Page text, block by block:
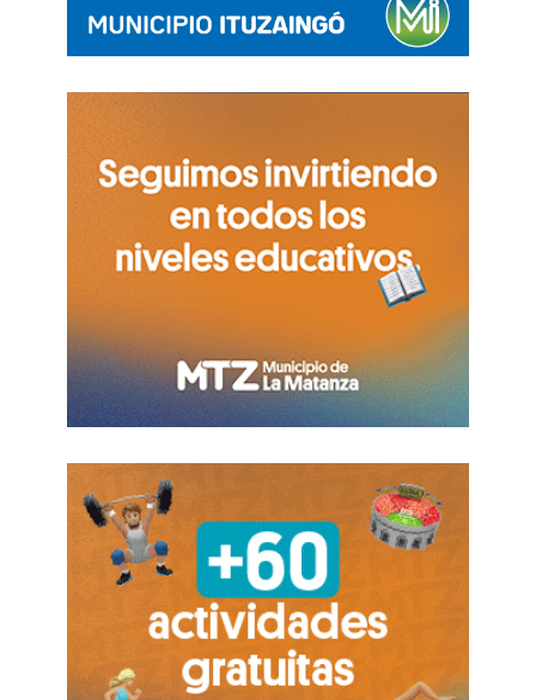
Sarratea y Doyhenard, abarcando más de 500
metros de conductos pluviales. Actualmente, las
labores se concentran en la finalización del
último tramo de la red, además de la realización
de enlaces, trabajos de repavimentación y
reparación de veredas.
Una vez finalizado, el proyecto integral sobre
Melber habrá incorporado más de 1.400 metros
lineales de nuevas cañerías pluviales distribuidas
en tres frentes de obra, junto con la
reconstrucción de más de 2.300 metros
recuperación de las veredas intervenidas durante
la ejecución.Estas acciones forman parte de la
política que impulsa el Gobierno de la Comunidad
para seguir fortaleciendo la infraestructura
urbana en los barrios. La ampliación del sistema
pluvial permitirá mejorar el drenaje del agua de